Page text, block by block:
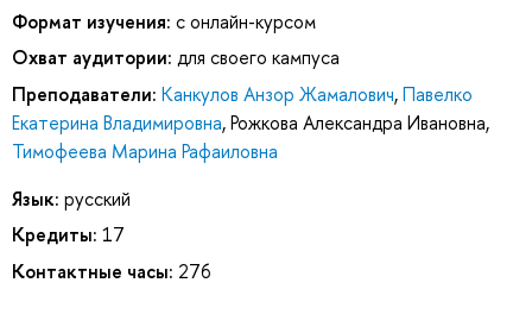
Формат изучения: с онлайн-курсом
Охват аудитории: для своего кампуса
Преподаватели: Канкулов Анзор Жамалович,Павелко
Екатерина Владимировна,Рожкова Александра Ивановна,
Тимофеева Марина Рафаиловна
Язык: русский
Кредиты: 17
Контактные часы: 276